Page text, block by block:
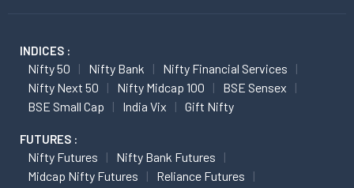
INDICES :
Nifty 50 Nifty Bank
Nifty Financial Services
Nifty Next 50
Nifty Midcap 100
BSE Sensex
BSE Small Cap
India Vix Gift Nifty
FUTURES :
Nifty Futures
Nifty Bank Futures
Midcap Nifty Futures
Reliance Futures